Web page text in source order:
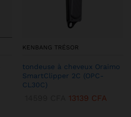
KENBANG TRÉSOR
tondeuse à cheveux Oraimo
SmartClipper 2C (OPC-
CL30C)
13139 CFA